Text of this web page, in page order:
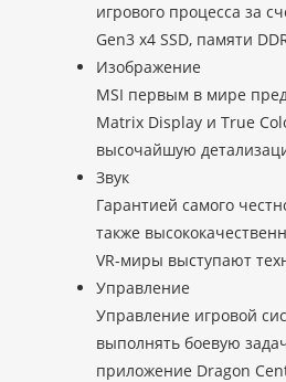
игрового процесса за
Gen3 x4 SSD, памяти
Изображение
MSI первым в мире
Matrix Display и True
высочайшую
Звук
Гарантией самого
также
VR-миры выступают
Управление
Управление игровой
выполнять боевую
приложение Dragon